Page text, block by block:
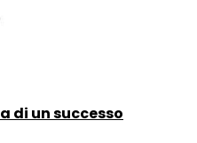
di un successo